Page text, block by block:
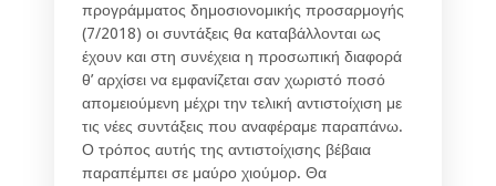
προγράμματος δημοσιονομικής προσαρμογής
(7/2018) οι συντάξεις θα καταβάλλονται ως
έχουν και στη συνέχεια η προσωπική διαφορά
θ’ αρχίσει να εμφανίζεται σαν χωριστό ποσό
απομειούμενη μέχρι την τελική αντιστοίχιση με
τις νέες συντάξεις που αναφέραμε παραπάνω.
Ο τρόπος αυτής της αντιστοίχισης βέβαια
παραπέμπει σε μαύρο χιούμορ. Θα